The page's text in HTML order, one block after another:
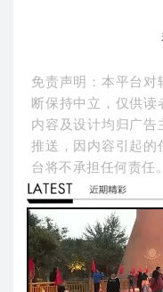
免责声明：本平台对
断保持中立，仅供读
内容及设计均归广
推送，因内容引起的
台将不承担任何责任。